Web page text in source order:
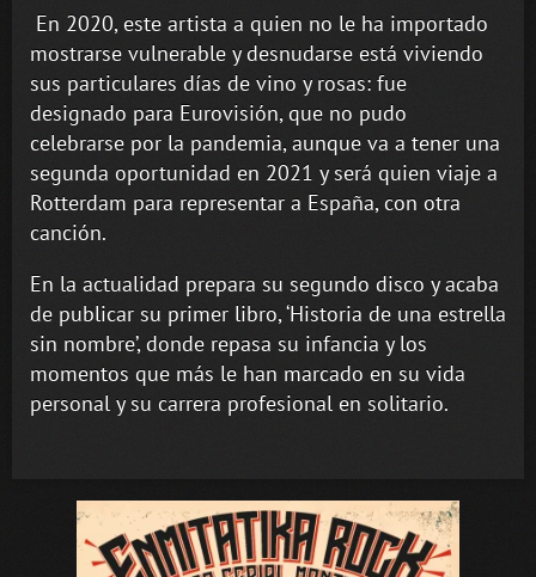
En 2020, este artista a quien no le ha importado
mostrarse vulnerable y desnudarse está viviendo
sus particulares días de vino y rosas: fue
designado para Eurovisión, que no pudo
celebrarse por la pandemia, aunque va a tener una
segunda oportunidad en 2021 y será quien viaje a
Rotterdam para representar a España, con otra
canción.
En la actualidad prepara su segundo disco y acaba
de publicar su primer libro, ‘Historia de una estrella
sin nombre’, donde repasa su infancia y los
momentos que más le han marcado en su vida
personal y su carrera profesional en solitario.